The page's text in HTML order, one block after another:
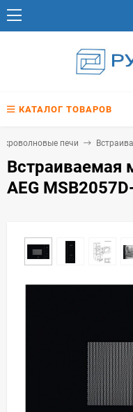
КАТАЛОГ ТОВАРОВ
печи
Встраиваемая
AEG